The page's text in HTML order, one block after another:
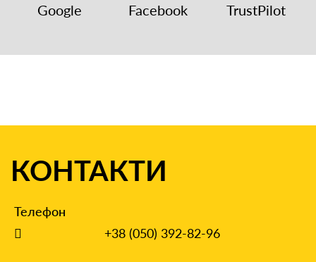
Google Facebook TrustPilot
КОНТАКТИ
Телефон
+38 (050) 392-82-96